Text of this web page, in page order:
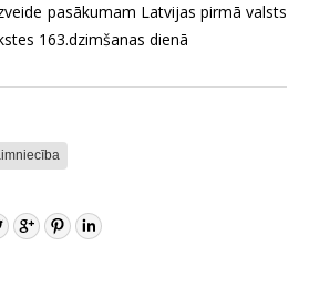
pasākumam Latvijas pirmā valsts
163.dzimšanas dienā